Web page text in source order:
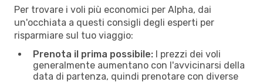
Per trovare i voli più economici per Alpha, dai
un'occhiata a questi consigli degli esperti per
risparmiare sul tuo viaggio:
Prenota il prima possibile: I prezzi dei voli
generalmente aumentano con l'avvicinarsi della
data di partenza, quindi prenotare con diverse